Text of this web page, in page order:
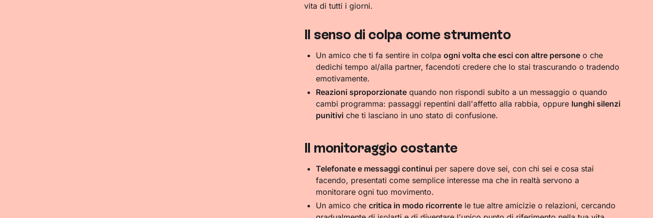
vita di tutti i giorni.
Il senso di colpa come strumento
Un amico che ti fa sentire in colpa ogni volta che esci con altre personeo che
dedichi tempo al/alla partner, facendoti credere che lo stai trascurando o tradendo
emotivamente.
Reazioni sproporzionatequando non rispondi subito a un messaggio o quando
cambi programma: passaggi repentini dall'affetto alla rabbia, oppure lunghi silenzi
punitiviche ti lasciano in uno stato di confusione.
Il monitoraggio costante
Telefonate e messaggi continuiper sapere dove sei, con chi sei e cosa stai
facendo, presentati come semplice interesse ma che in realtà servono a
monitorare ogni tuo movimento.
Un amico che critica in modo ricorrentele tue altre amicizie o relazioni, cercando